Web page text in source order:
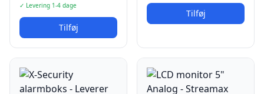
✓ Levering 1-4 dage
Tilføj
Tilføj